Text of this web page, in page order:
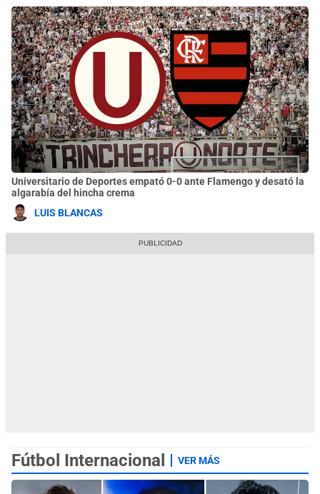
Universitario de Deportes empató 0-0 ante Flamengo y desató la
algarabía del hincha crema
LUIS BLANCAS
Fútbol Internacional VER MÁS